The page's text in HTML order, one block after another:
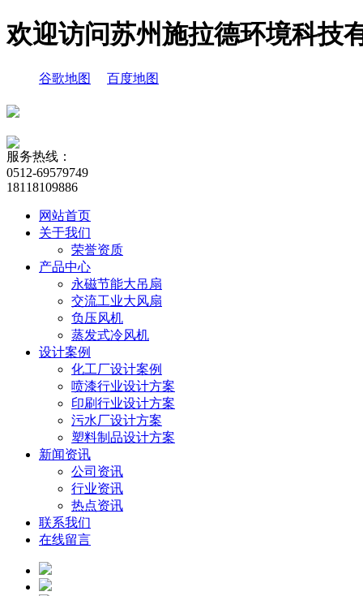
欢迎访问苏州施拉德环境科技
谷歌地图 百度地图
服务热线：
0512-69579749
18118109886
网站首页
关于我们
荣誉资质
产品中心
永磁节能大吊扇
交流工业大风扇
负压风机
蒸发式冷风机
设计案例
化工厂设计案例
喷漆行业设计方案
印刷行业设计方案
污水厂设计方案
塑料制品设计方案
新闻资讯
公司资讯
行业资讯
热点资讯
联系我们
在线留言